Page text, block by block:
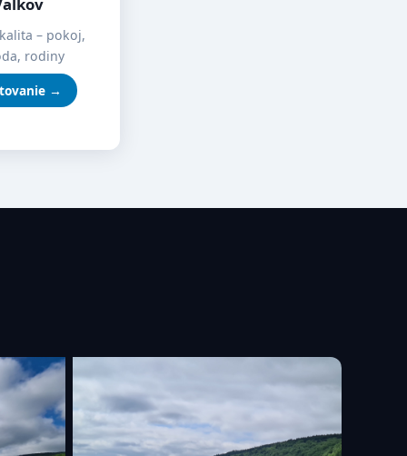
– pokoj,
rodiny
→